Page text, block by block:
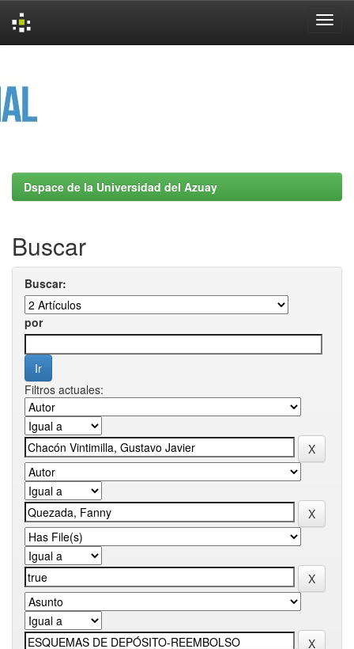
Dspace de la Universidad del Azuay
Buscar
Buscar:
por
Filtros actuales: